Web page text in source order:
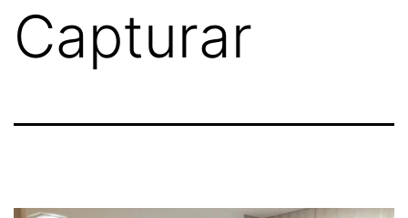
Capturar